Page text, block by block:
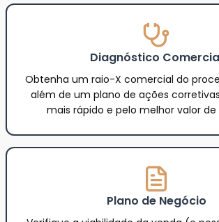
Diagnóstico
Obtenha um raio-X comercial do
além de um plano de ações
mais rápido e pelo melhor valor
Plano de Negócio